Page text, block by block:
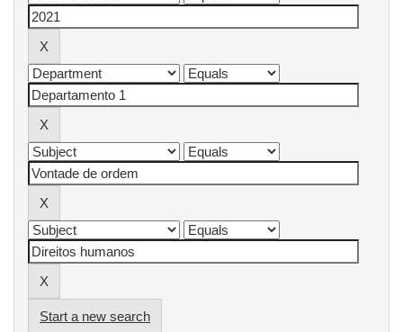
Start a new search